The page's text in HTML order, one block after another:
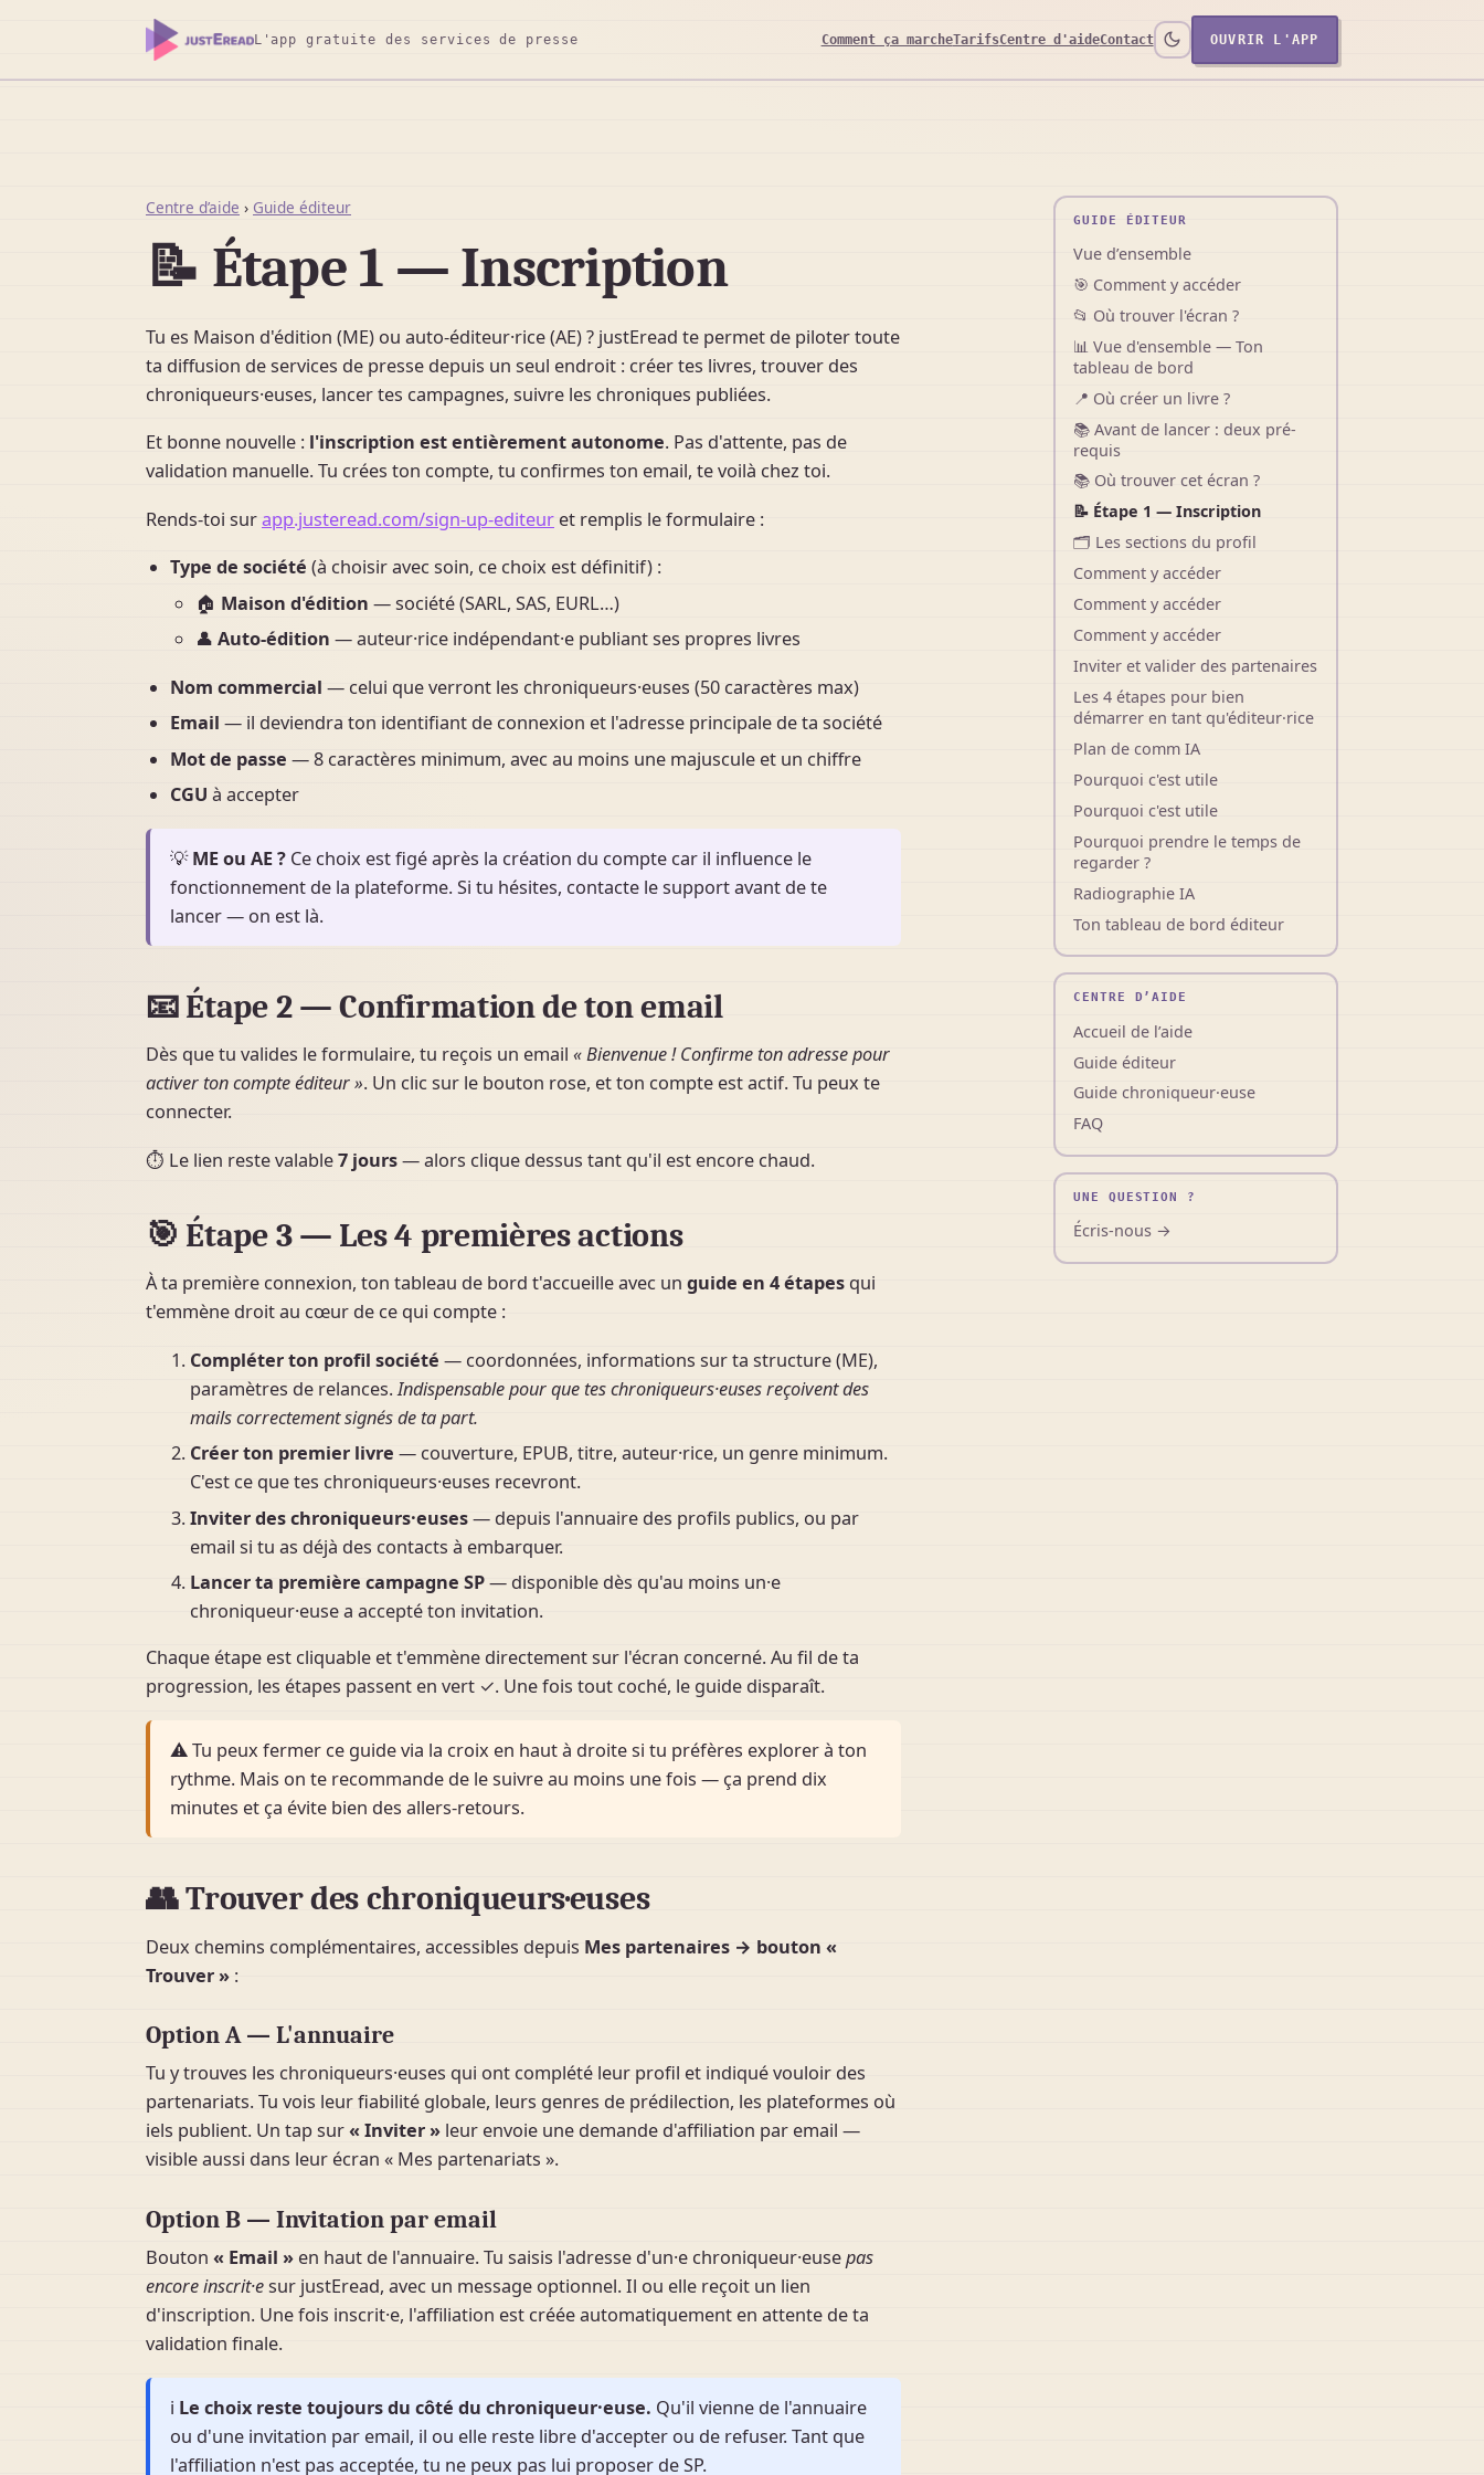
L'app gratuite des services de presse Comment ça marcheTarifsCentre d'aideContact OUVRIR L'APP
Centre d’aide › Guide éditeur
📝 Étape 1 — Inscription
Tu es Maison d'édition (ME) ou auto-éditeur·rice (AE) ? justEread te permet de piloter toute
ta diffusion de services de presse depuis un seul endroit : créer tes livres, trouver des
chroniqueurs·euses, lancer tes campagnes, suivre les chroniques publiées.
Et bonne nouvelle : l'inscription est entièrement autonome. Pas d'attente, pas de
validation manuelle. Tu crées ton compte, tu confirmes ton email, te voilà chez toi.
Rends-toi surapp.justeread.com/sign-up-editeur et remplis le formulaire :
Type de société (à choisir avec soin, ce choix est définitif) :
🏠 Maison d'édition — société (SARL, SAS, EURL…)
👤 Auto-édition — auteur·rice indépendant·e publiant ses propres livres
Nom commercial — celui que verront les chroniqueurs·euses (50 caractères max)
Email — il deviendra ton identifiant de connexion et l'adresse principale de ta société
Mot de passe — 8 caractères minimum, avec au moins une majuscule et un chiffre
CGU à accepter
💡ME ou AE ? Ce choix est figé après la création du compte car il influence le
fonctionnement de la plateforme. Si tu hésites, contacte le support avant de te
lancer — on est là.
📧 Étape 2 — Confirmation de ton email
Dès que tu valides le formulaire, tu reçois un email « Bienvenue ! Confirme ton adresse pour
activer ton compte éditeur ». Un clic sur le bouton rose, et ton compte est actif. Tu peux te
connecter.
⏱ Le lien reste valable7 jours— alors clique dessus tant qu'il est encore chaud.
🎯 Étape 3 — Les 4 premières actions
À ta première connexion, ton tableau de bord t'accueille avec un guide en 4 étapes qui
t'emmène droit au cœur de ce qui compte :
Compléter ton profil société — coordonnées, informations sur ta structure (ME),
paramètres de relances.Indispensable pour que tes chroniqueurs·euses reçoivent des
mails correctement signés de ta part.
Créer ton premier livre — couverture, EPUB, titre, auteur·rice, un genre minimum.
C'est ce que tes chroniqueurs·euses recevront.
Inviter des chroniqueurs·euses— depuis l'annuaire des profils publics, ou par
email si tu as déjà des contacts à embarquer.
Lancer ta première campagne SP— disponible dès qu'au moins un·e
chroniqueur·euse a accepté ton invitation.
Chaque étape est cliquable et t'emmène directement sur l'écran concerné. Au fil de ta
progression, les étapes passent en vert ✓. Une fois tout coché, le guide disparaît.
⚠️ Tu peux fermer ce guide via la croix en haut à droite si tu préfères explorer à ton
rythme. Mais on te recommande de le suivre au moins une fois — ça prend dix
minutes et ça évite bien des allers-retours.
👥 Trouver des chroniqueurs·euses
Deux chemins complémentaires, accessibles depuis Mes partenaires → bouton «
Trouver » :
Option A — L'annuaire
Tu y trouves les chroniqueurs·euses qui ont complété leur profil et indiqué vouloir des
partenariats. Tu vois leur fiabilité globale, leurs genres de prédilection, les plateformes où
iels publient. Un tap sur« Inviter » leur envoie une demande d'affiliation par email —
visible aussi dans leur écran « Mes partenariats ».
Option B — Invitation par email
Bouton « Email » en haut de l'annuaire. Tu saisis l'adresse d'un·e chroniqueur·eusepas
encore inscrit·esur justEread, avec un message optionnel. Il ou elle reçoit un lien
d'inscription. Une fois inscrit·e, l'affiliation est créée automatiquement en attente de ta
validation finale.
ℹ️ Le choix reste toujours du côté du chroniqueur·euse. Qu'il vienne de l'annuaire
ou d'une invitation par email, il ou elle reste libre d'accepter ou de refuser. Tant que
l'affiliation n'est pas acceptée, tu ne peux pas lui proposer de SP.
GUIDE ÉDITEUR
Vue d’ensemble
🎯 Comment y accéder
📂 Où trouver l'écran ?
📊 Vue d'ensemble — Ton
tableau de bord
📍 Où créer un livre ?
📚 Avant de lancer : deux pré-
requis
📚 Où trouver cet écran ?
📝 Étape 1 — Inscription
🗂 Les sections du profil
Comment y accéder
Comment y accéder
Comment y accéder
Inviter et valider des partenaires
Les 4 étapes pour bien
démarrer en tant qu'éditeur·rice
Plan de comm IA
Pourquoi c'est utile
Pourquoi c'est utile
Pourquoi prendre le temps de
regarder ?
Radiographie IA
Ton tableau de bord éditeur
CENTRE D’AIDE
Accueil de l’aide
Guide éditeur
Guide chroniqueur·euse
FAQ
UNE QUESTION ?
Écris-nous →